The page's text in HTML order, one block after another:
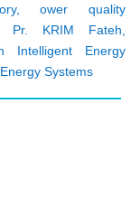
,ower quality
Pr. KRIM Fateh
Intelligent Energy
Systems